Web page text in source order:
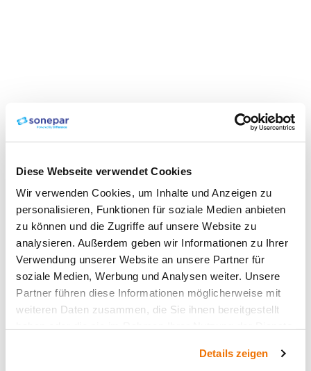
Diese Webseite verwendet Cookies
Wir verwenden Cookies, um Inhalte und Anzeigen zu
personalisieren, Funktionen für soziale Medien anbieten
zu können und die Zugriffe auf unsere Website zu
analysieren. Außerdem geben wir Informationen zu Ihrer
Verwendung unserer Website an unsere Partner für
soziale Medien, Werbung und Analysen weiter. Unsere
Partner führen diese Informationen möglicherweise mit
weiteren Daten zusammen, die Sie ihnen bereitgestellt
Details zeigen